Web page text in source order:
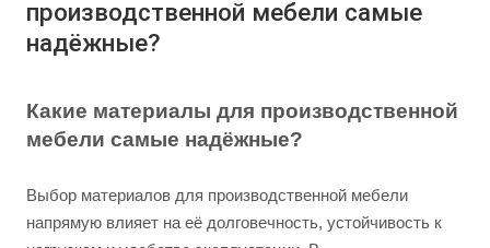
производственной мебели самые
надёжные?
Какие материалы для производственной
мебели самые надёжные?
Выбор материалов для производственной мебели
напрямую влияет на её долговечность, устойчивость к